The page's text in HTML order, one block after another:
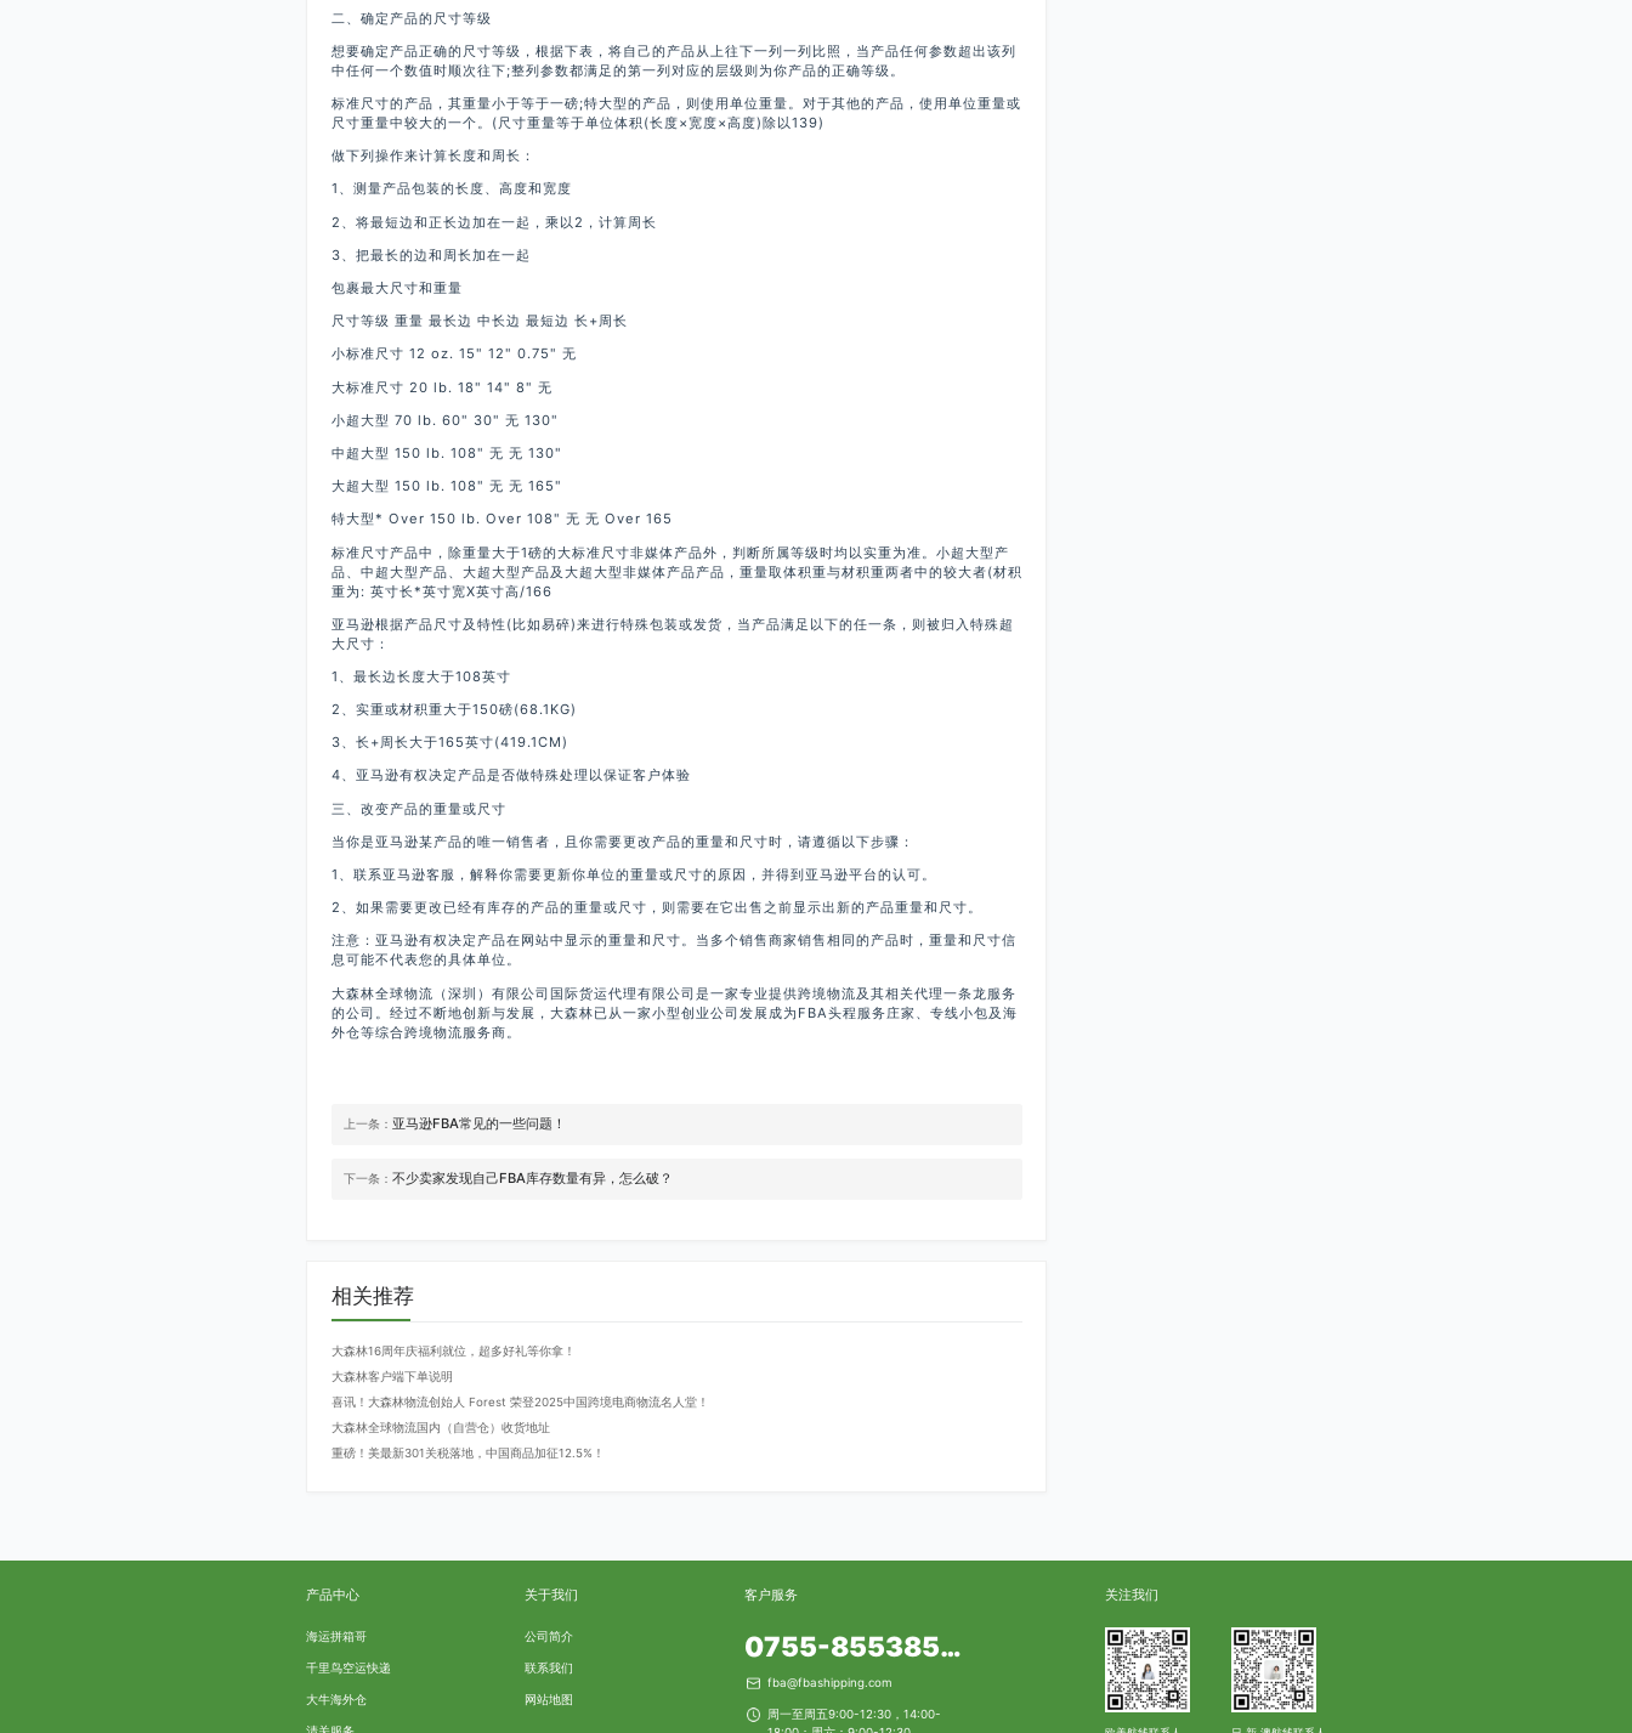
二、确定产品的尺寸等级
想要确定产品正确的尺寸等级，根据下表，将自己的产品从上往下一列一列比照，当产品任何参数超出该列
中任何一个数值时顺次往下;整列参数都满足的第一列对应的层级则为你产品的正确等级。
标准尺寸的产品，其重量小于等于一磅;特大型的产品，则使用单位重量。对于其他的产品，使用单位重量或
尺寸重量中较大的一个。(尺寸重量等于单位体积(长度×宽度×高度)除以139)
做下列操作来计算长度和周长：
1、测量产品包装的长度、高度和宽度
2、将最短边和正长边加在一起，乘以2，计算周长
3、把最长的边和周长加在一起
包裹最大尺寸和重量
尺寸等级 重量 最长边 中长边 最短边 长+周长
小标准尺寸 12 oz. 15" 12" 0.75" 无
大标准尺寸 20 lb. 18" 14" 8" 无
小超大型 70 lb. 60" 30" 无 130"
中超大型 150 lb. 108" 无 无 130"
大超大型 150 lb. 108" 无 无 165"
特大型* Over 150 lb. Over 108" 无 无 Over 165
标准尺寸产品中，除重量大于1磅的大标准尺寸非媒体产品外，判断所属等级时均以实重为准。小超大型产
品、中超大型产品、大超大型产品及大超大型非媒体产品产品，重量取体积重与材积重两者中的较大者(材积
重为: 英寸长*英寸宽X英寸高/166
亚马逊根据产品尺寸及特性(比如易碎)来进行特殊包装或发货，当产品满足以下的任一条，则被归入特殊超
大尺寸：
1、最长边长度大于108英寸
2、实重或材积重大于150磅(68.1KG)
3、长+周长大于165英寸(419.1CM)
4、亚马逊有权决定产品是否做特殊处理以保证客户体验
三、改变产品的重量或尺寸
当你是亚马逊某产品的唯一销售者，且你需要更改产品的重量和尺寸时，请遵循以下步骤：
1、联系亚马逊客服，解释你需要更新你单位的重量或尺寸的原因，并得到亚马逊平台的认可。
2、如果需要更改已经有库存的产品的重量或尺寸，则需要在它出售之前显示出新的产品重量和尺寸。
注意：亚马逊有权决定产品在网站中显示的重量和尺寸。当多个销售商家销售相同的产品时，重量和尺寸信
息可能不代表您的具体单位。
大森林全球物流（深圳）有限公司国际货运代理有限公司是一家专业提供跨境物流及其相关代理一条龙服务
的公司。经过不断地创新与发展，大森林已从一家小型创业公司发展成为FBA头程服务庄家、专线小包及海
外仓等综合跨境物流服务商。
上一条： 亚马逊FBA常见的一些问题！
下一条：不少卖家发现自己FBA库存数量有异，怎么破？
相关推荐
大森林16周年庆福利就位，超多好礼等你拿！
大森林客户端下单说明
喜讯！大森林物流创始人 Forest 荣登2025中国跨境电商物流名人堂！
大森林全球物流国内（自营仓）收货地址
重磅！美最新301关税落地，中国商品加征12.5%！
产品中心
海运拼箱哥
千里鸟空运快递
大牛海外仓
关于我们
公司简介
联系我们
网站地图
客户服务
0755-85538553
fba@fbashipping.com
周一至周五9:00-12:30，14:00-
关注我们